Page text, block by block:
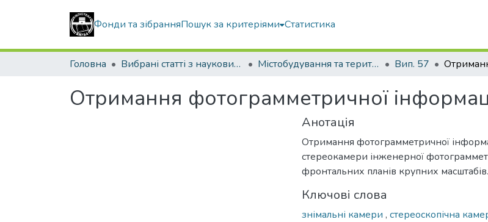
Фонди та зібранняПошук за критеріями Статистика
Головна Вибрані статті з наукових збірників КНУБА Містобудування та територіальне планування Вип. 57
Отримання фотограмметричної
Анотація
Отримання фотограмметричної
стереокамери інженерної
фронтальних планів крупних масштабів.
Ключові слова
знімальні камери , стереоскопічна